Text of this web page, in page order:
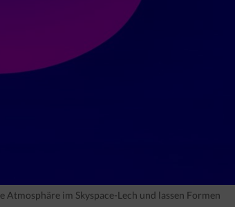
Atmosphäre im Skyspace-Lech und lassen Formen